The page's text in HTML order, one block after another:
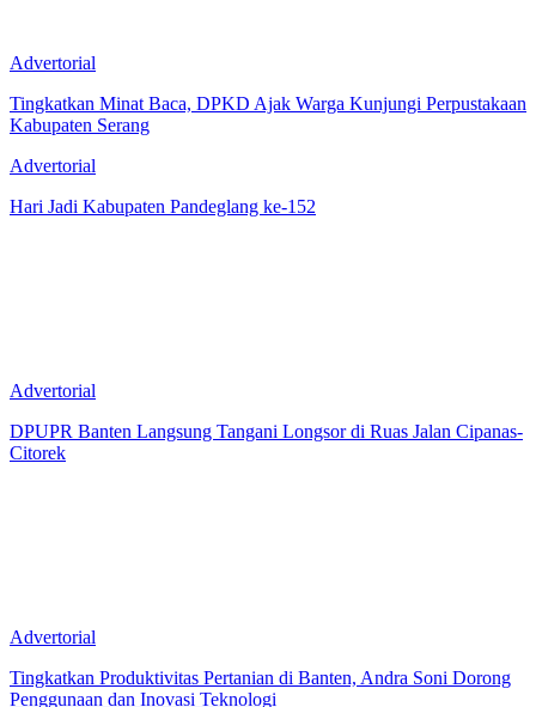
Advertorial
Tingkatkan Minat Baca, DPKD Ajak Warga Kunjungi Perpustakaan
Kabupaten Serang
Advertorial
Hari Jadi Kabupaten Pandeglang ke-152
Advertorial
DPUPR Banten Langsung Tangani Longsor di Ruas Jalan Cipanas-
Citorek
Advertorial
Tingkatkan Produktivitas Pertanian di Banten, Andra Soni Dorong
Penggunaan dan Inovasi Teknologi